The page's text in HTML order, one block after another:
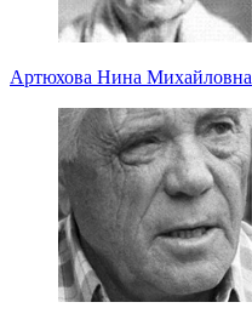
Артюхова Нина Михайловна